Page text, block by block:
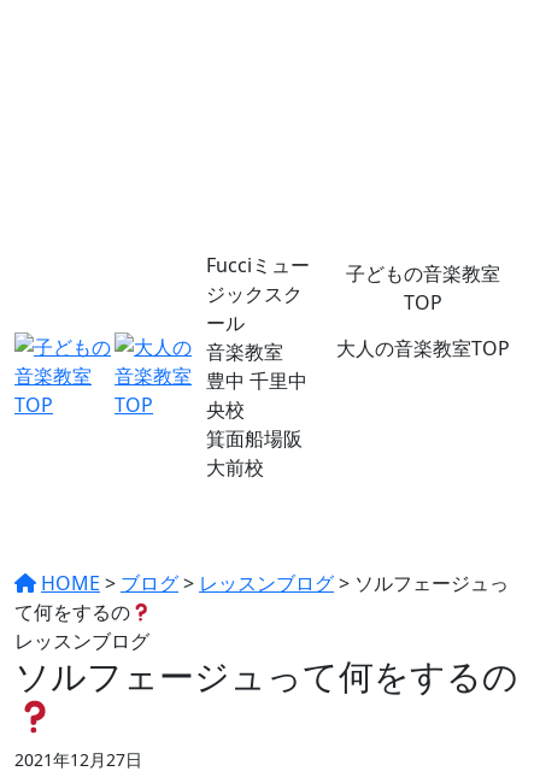
Fucciミュー
ジックスク
ール
音楽教室
豊中 千里中
央校
箕面船場阪
大前校
子どもの音楽教室
TOP
大人の音楽教室TOP
HOME > ブログ> レッスンブログ> ソルフェージュっ
て何をするの
レッスンブログ
ソルフェージュって何をするの
2021年12月27日